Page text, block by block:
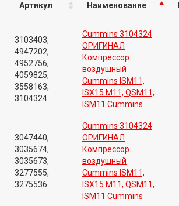
Артикул Наименование
3103403,
4947202,
4952756,
4059825,
3558163,
3104324
Cummins 3104324
ОРИГИНАЛ
Компрессор
воздушный
Cummins ISM11,
ISX15 M11, QSM11,
ISM11 Cummins
3047440,
3035674,
3035673,
3277555,
3275536
Cummins 3104324
ОРИГИНАЛ
Компрессор
воздушный
Cummins ISM11,
ISX15 M11, QSM11,
ISM11 Cummins